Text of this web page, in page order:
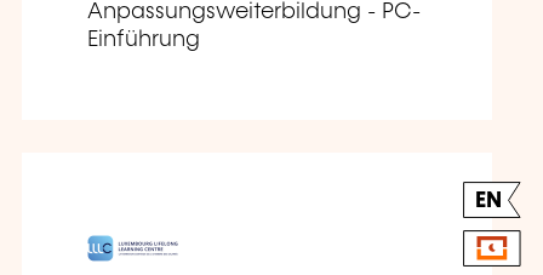
Anpassungsweiterbildung - PC-
Einführung
EN